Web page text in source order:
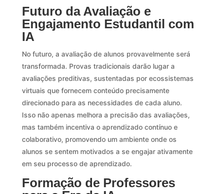
Futuro da Avaliação e
Engajamento Estudantil com
IA
No futuro, a avaliação de alunos provavelmente será
transformada. Provas tradicionais darão lugar a
avaliações preditivas, sustentadas por ecossistemas
virtuais que fornecem conteúdo precisamente
direcionado para as necessidades de cada aluno.
Isso não apenas melhora a precisão das avaliações,
mas também incentiva o aprendizado contínuo e
colaborativo, promovendo um ambiente onde os
alunos se sentem motivados a se engajar ativamente
em seu processo de aprendizado.
Formação de Professores